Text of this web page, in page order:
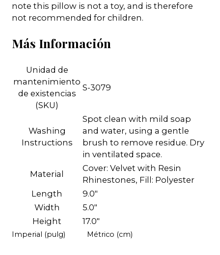
note this pillow is not a toy, and is therefore
not recommended for children.
Más Información
Unidad de
mantenimiento
de existencias
(SKU)
S-3079
Washing
Instructions
Spot clean with mild soap
and water, using a gentle
brush to remove residue. Dry
in ventilated space.
Material
Cover: Velvet with Resin
Rhinestones, Fill: Polyester
Length
9.0"
Width
5.0"
Height
17.0"
Imperial (pulg) Métrico (cm)